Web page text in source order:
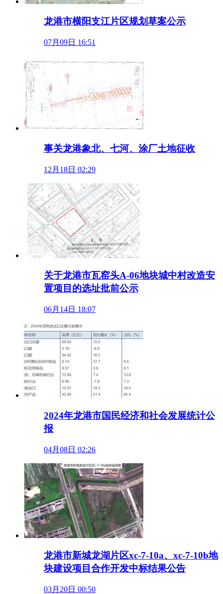
龙港市横阳支江片区规划草案公示
07月09日 16:51
事关龙港象北、七河、涂厂土地征收
12月18日 02:29
关于龙港市瓦窑头A-06地块城中村改造安
置项目的选址批前公示
06月14日 18:07
2024年龙港市国民经济和社会发展统计公
报
04月08日 02:26
龙港市新城龙湖片区xc-7-10a、xc-7-10b地
块建设项目合作开发中标结果公告
03月20日 00:50